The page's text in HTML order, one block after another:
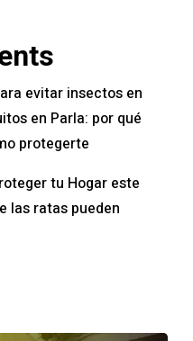
evitar insectos en
en Parla: por qué
protegerte
tu Hogar este
las ratas pueden